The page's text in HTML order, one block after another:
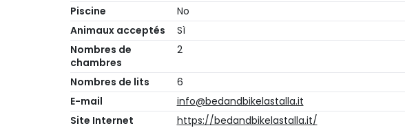
Piscine
No
Animaux acceptés
Sì
Nombres de
chambres
2
Nombres de lits
6
E-mail
info@bedandbikelastalla.it
Site Internet
https://bedandbikelastalla.it/